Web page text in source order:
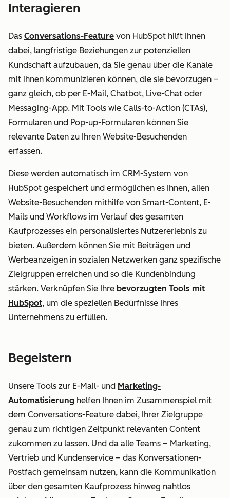
Interagieren
Das Conversations-Feature von HubSpot hilft Ihnen
dabei, langfristige Beziehungen zur potenziellen
Kundschaft aufzubauen, da Sie genau über die Kanäle
mit ihnen kommunizieren können, die sie bevorzugen –
ganz gleich, ob per E-Mail, Chatbot, Live-Chat oder
Messaging-App. Mit Tools wie Calls-to-Action (CTAs),
Formularen und Pop-up-Formularen können Sie
relevante Daten zu Ihren Website-Besuchenden
erfassen.
Diese werden automatisch im CRM-System von
HubSpot gespeichert und ermöglichen es Ihnen, allen
Website-Besuchenden mithilfe von Smart-Content, E-
Mails und Workflows im Verlauf des gesamten
Kaufprozesses ein personalisiertes Nutzererlebnis zu
bieten. Außerdem können Sie mit Beiträgen und
Werbeanzeigen in sozialen Netzwerken ganz spezifische
Zielgruppen erreichen und so die Kundenbindung
stärken. Verknüpfen Sie Ihre bevorzugten Tools mit
HubSpot, um die speziellen Bedürfnisse Ihres
Unternehmens zu erfüllen.
Begeistern
Unsere Tools zur E-Mail- und Marketing-
Automatisierung helfen Ihnen im Zusammenspiel mit
dem Conversations-Feature dabei, Ihrer Zielgruppe
genau zum richtigen Zeitpunkt relevanten Content
zukommen zu lassen. Und da alle Teams – Marketing,
Vertrieb und Kundenservice – das Konversationen-
Postfach gemeinsam nutzen, kann die Kommunikation
über den gesamten Kaufprozess hinweg nahtlos